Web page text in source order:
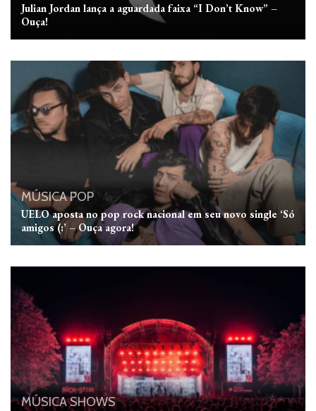
Julian Jordan lança a aguardada faixa “I Don’t Know” –
Ouça!
MÚSICAPOP
UELO aposta no pop rock nacional em seu novo single ‘Só
amigos (:’ – Ouça agora!
MÚSICASHOWS